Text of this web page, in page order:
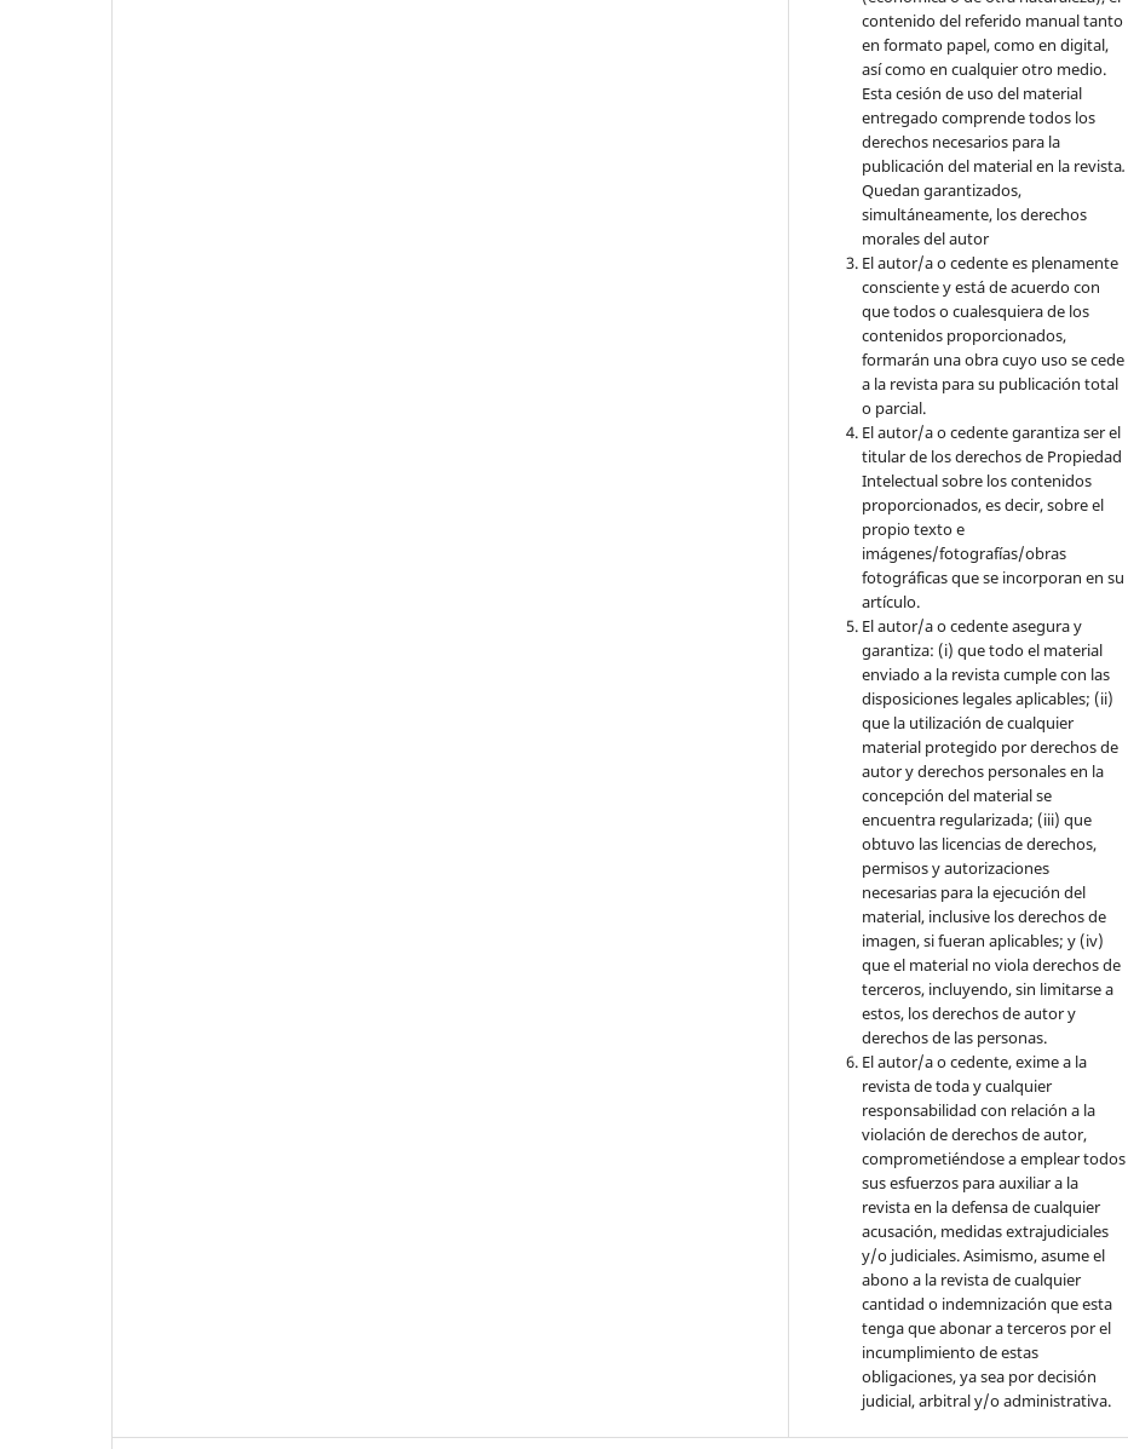
contenido del referido manual tanto
en formato papel, como en digital,
así como en cualquier otro medio.
Esta cesión de uso del material
entregado comprende todos los
derechos necesarios para la
publicación del material en la revista.
Quedan garantizados,
simultáneamente, los derechos
morales del autor
El autor/a o cedente es plenamente
consciente y está de acuerdo con
que todos o cualesquiera de los
contenidos proporcionados,
formarán una obra cuyo uso se cede
a la revista para su publicación total
o parcial.
El autor/a o cedente garantiza ser el
titular de los derechos de Propiedad
Intelectual sobre los contenidos
proporcionados, es decir, sobre el
propio texto e
imágenes/fotografías/obras
fotográficas que se incorporan en su
artículo.
El autor/a o cedente asegura y
garantiza: (i) que todo el material
enviado a la revista cumple con las
disposiciones legales aplicables; (ii)
que la utilización de cualquier
material protegido por derechos de
autor y derechos personales en la
concepción del material se
encuentra regularizada; (iii) que
obtuvo las licencias de derechos,
permisos y autorizaciones
necesarias para la ejecución del
material, inclusive los derechos de
imagen, si fueran aplicables; y (iv)
que el material no viola derechos de
terceros, incluyendo, sin limitarse a
estos, los derechos de autor y
derechos de las personas.
El autor/a o cedente, exime a la
revista de toda y cualquier
responsabilidad con relación a la
violación de derechos de autor,
comprometiéndose a emplear todos
sus esfuerzos para auxiliar a la
revista en la defensa de cualquier
acusación, medidas extrajudiciales
y/o judiciales. Asimismo, asume el
abono a la revista de cualquier
cantidad o indemnización que esta
tenga que abonar a terceros por el
incumplimiento de estas
obligaciones, ya sea por decisión
judicial, arbitral y/o administrativa.